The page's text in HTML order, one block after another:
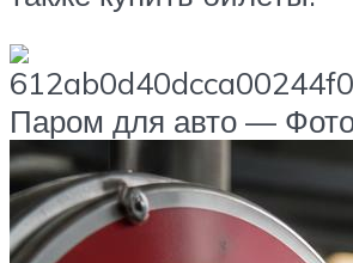
Паром для авто —